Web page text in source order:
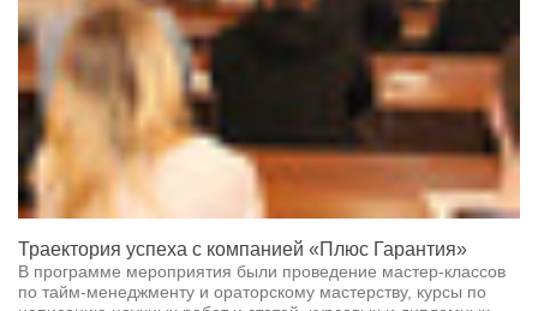
Траектория успеха с компанией «Плюс Гарантия»
В программе мероприятия были проведение мастер-классов
по тайм-менеджменту и ораторскому мастерству, курсы по